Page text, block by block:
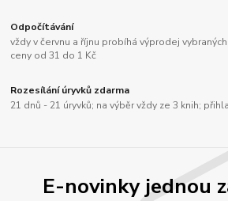
Odpočítávání
vždy v červnu a říjnu probíhá výprodej
ceny od 31 do 1 Kč
Rozesílání úryvků zdarma
21 dnů - 21 úryvků; na výběr vždy ze 3 knih;
E-novinky jednou